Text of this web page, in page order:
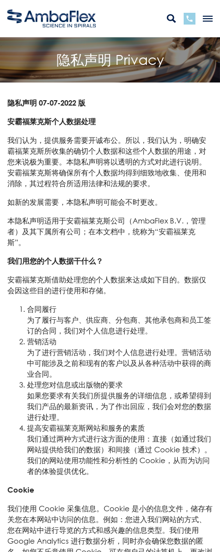
隐私声明 Privacy
隐私声明 07-07-2022 版
安霸福莱克斯个人数据处理
我们认为，提供服务需要开诚布公。所以，我们认为，明确安
霸福莱克斯所收集的确切个人数据和这些个人数据的用途，对
您来说极为重要。本隐私声明将以透明的方式对此进行说明。
安霸福莱克斯将确保所有个人数据均得到细致地收集、使用和
消除，其过程符合所适用法律和法规的要求。
如新的发展需要，本隐私声明可能会不时更改。
本隐私声明适用于安霸福莱克斯公司（AmbaFlex B.V.，管理
者）及其下属所有公司；在本文档中，统称为“安霸福莱克
斯”。
我们用您的个人数据干什么？
安霸福莱克斯借助处理您的个人数据来达成如下目的。数据仅
会因这些目的进行使用和存储。
合同履行
为了履行与客户、供应商、分包商、其他承包商和员工签
订的合同，我们对个人信息进行处理。
营销活动
为了进行营销活动，我们对个人信息进行处理。营销活动
中可能涉及之前和现有的客户以及从各种活动中获得的商
业合同。
处理您对信息或出版物的要求
如果您要求有关我们所提供服务的详细信息，或希望得到
我们产品的最新资讯，为了作出回应，我们会对您的数据
进行处理。
提高安霸福莱克斯网站和服务的素质
我们通过两种方式进行这方面的使用：直接（如通过我们
网站提供给我们的数据）和间接（通过 Cookie 技术）。
我们的网站使用功能性和分析性的 Cookie，从而为访问
者的体验提供优化。
Cookie
我们使用 Cookie 采集信息。Cookie 是小的信息文件，储存有
关您在本网站中访问的信息。例如：您进入我们网站的方式、
您在网站中进行导览的方式和感兴趣的信息类型。我们使用
Google Analytics 进行数据分析，同时亦会确保您数据的匿